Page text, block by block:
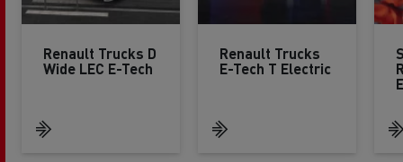
Renault Trucks D
Wide LEC E-Tech
Renault Trucks
E-Tech T Electric